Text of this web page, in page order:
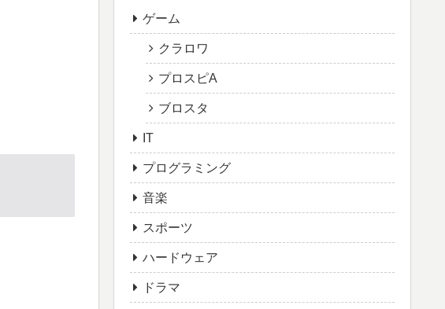
ゲーム
クラロワ
プロスピA
ブロスタ
IT
プログラミング
音楽
スポーツ
ハードウェア
ドラマ